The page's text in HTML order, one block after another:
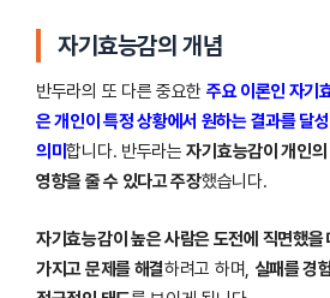
자기효능감의 개념
반두라의 또 다른 중요한 주요 이론인 자
은 개인이 특정 상황에서 원하는 결과를 달
의미합니다. 반두라는자기효능감이 개인
영향을 줄 수 있다고 주장했습니다.
자기효능감이 높은 사람은 도전에 직면했을
가지고 문제를 해결하려고 하며, 실패를 경